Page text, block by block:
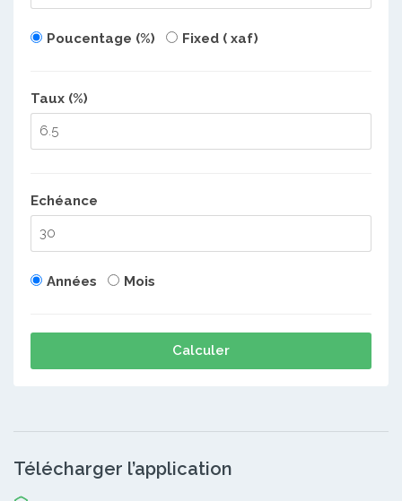
Poucentage (%) Fixed ( xaf)
Taux (%)
Echéance
Années Mois
Calculer
Télécharger l’application